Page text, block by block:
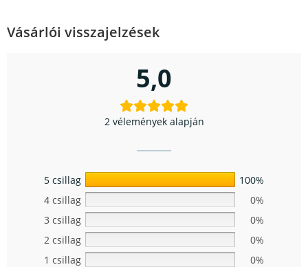
Vásárlói visszajelzések
5,0
2 vélemények alapján
5 csillag
100%
4 csillag
0%
3 csillag
0%
2 csillag
0%
1 csillag
0%